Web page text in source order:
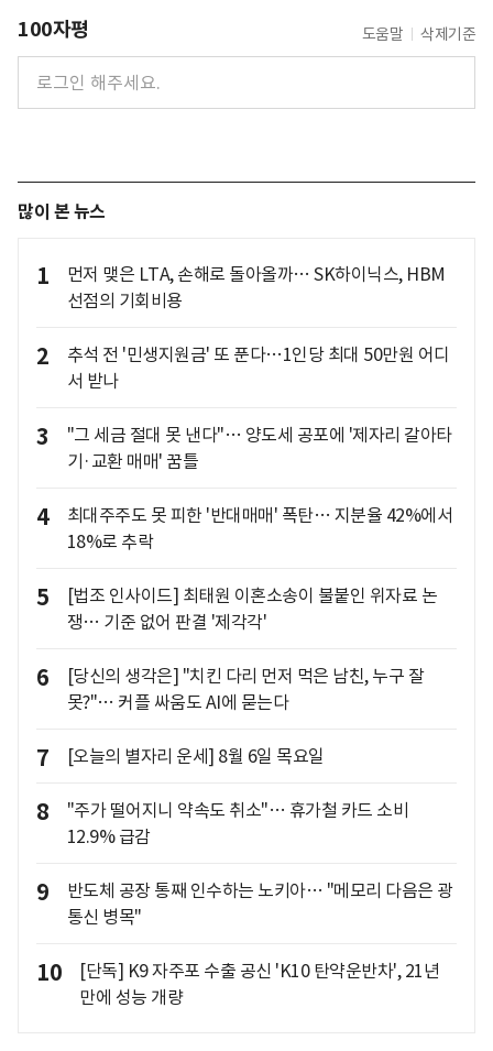
100자평 도움말 삭제기준
많이 본 뉴스
1
먼저 맺은 LTA, 손해로 돌아올까… SK하이닉스, HBM
선점의 기회비용
2
추석 전 '민생지원금' 또 푼다…1인당 최대 50만원 어디
서 받나
3
"그 세금 절대 못 낸다"… 양도세 공포에 '제자리 갈아타
기·교환 매매' 꿈틀
4
최대주주도 못 피한 '반대매매' 폭탄… 지분율 42%에서
18%로 추락
5
[법조 인사이드] 최태원 이혼소송이 불붙인 위자료 논
쟁… 기준 없어 판결 '제각각'
6
[당신의 생각은] "치킨 다리 먼저 먹은 남친, 누구 잘
못?"… 커플 싸움도 AI에 묻는다
7 [오늘의 별자리 운세] 8월 6일 목요일
8
"주가 떨어지니 약속도 취소"… 휴가철 카드 소비
12.9% 급감
9
반도체 공장 통째 인수하는 노키아… "메모리 다음은 광
통신 병목"
10
[단독] K9 자주포 수출 공신 'K10 탄약운반차', 21년
만에 성능 개량